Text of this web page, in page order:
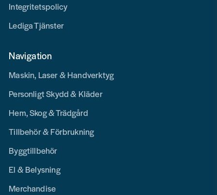
Integritetspolicy
Lediga Tjänster
Navigation
Maskin, Laser & Handverktyg
Personligt Skydd & Kläder
Hem, Skog & Trädgård
Tillbehör & Förbrukning
Byggtillbehör
El & Belysning
Merchandise